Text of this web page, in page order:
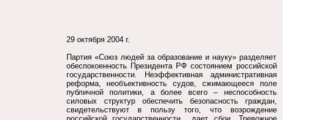
29 октября 2004 г.
Партия «Союз людей за образование и науку» разделяет
обеспокоенность Президента РФ состоянием российской
государственности. Неэффективная административная
реформа, необъективность судов, сжимающееся поле
публичной политики, а более всего – неспособность
силовых структур обеспечить безопасность граждан,
свидетельствуют в пользу того, что возрождение